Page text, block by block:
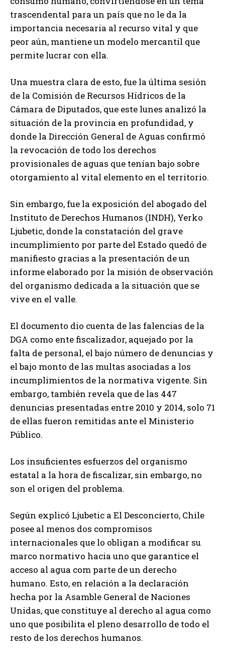
trascendental para un país que no le da la
importancia necesaria al recurso vital y que
peor aún, mantiene un modelo mercantil que
permite lucrar con ella.
Una muestra clara de esto, fue la última sesión
de la Comisión de Recursos Hídricos de la
Cámara de Diputados, que este lunes analizó la
situación de la provincia en profundidad, y
donde la Dirección General de Aguas confirmó
la revocación de todo los derechos
provisionales de aguas que tenían bajo sobre
otorgamiento al vital elemento en el territorio.
Sin embargo, fue la exposición del abogado del
Instituto de Derechos Humanos (INDH), Yerko
Ljubetic, donde la constatación del grave
incumplimiento por parte del Estado quedó de
manifiesto gracias a la presentación de un
informe elaborado por la misión de observación
del organismo dedicada a la situación que se
vive en el valle.
El documento dio cuenta de las falencias de la
DGA como ente fiscalizador, aquejado por la
falta de personal, el bajo número de denuncias y
el bajo monto de las multas asociadas a los
incumplimientos de la normativa vigente. Sin
embargo, también revela que de las 447
denuncias presentadas entre 2010 y 2014, solo 71
de ellas fueron remitidas ante el Ministerio
Público.
Los insuficientes esfuerzos del organismo
estatal a la hora de fiscalizar, sin embargo, no
son el origen del problema.
Según explicó Ljubetic a El Desconcierto, Chile
posee al menos dos compromisos
internacionales que lo obligan a modificar su
marco normativo hacia uno que garantice el
acceso al agua com parte de un derecho
humano. Esto, en relación a la declaración
hecha por la Asamble General de Naciones
Unidas, que constituye al derecho al agua como
uno que posibilita el pleno desarrollo de todo el
resto de los derechos humanos.